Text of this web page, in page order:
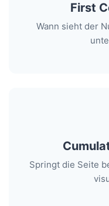
First
Wann sieht der
Springt die Seite